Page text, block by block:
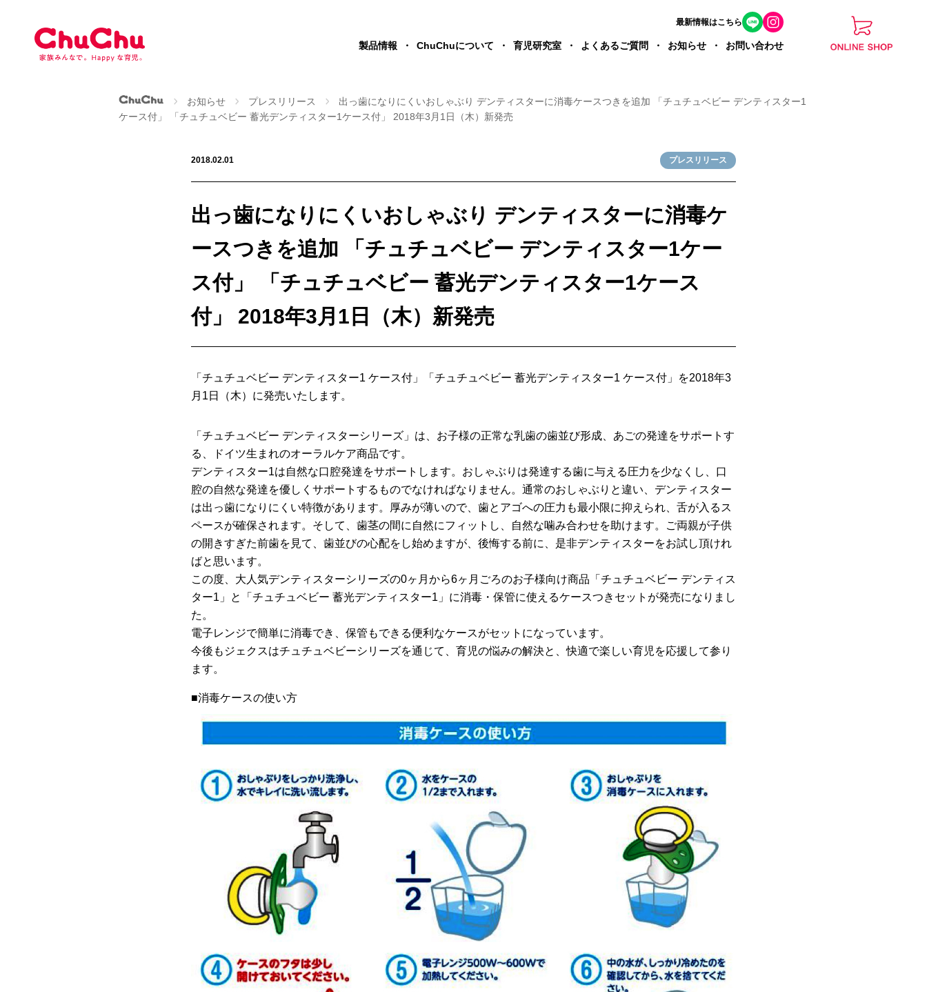
製品情報 ChuChuについて 育児研究室 よくあるご質問 お知らせ お問い合わせ
最新情報はこちら
ChuChu公式サイトお知らせ プレスリリース
出っ歯になりにくいおしゃぶり デンティスターに消毒ケースつきを追加 「チュチュベビー デンティスター1
ケース付」 「チュチュベビー 蓄光デンティスター1ケース付」 2018年3月1日（木）新発売
2018.02.01 プレスリリース
出っ歯になりにくいおしゃぶり デンティスターに消毒ケ
ースつきを追加 「チュチュベビー デンティスター1ケー
ス付」 「チュチュベビー 蓄光デンティスター1ケース
付」 2018年3月1日（木）新発売
「チュチュベビー デンティスター1 ケース付」「チュチュベビー 蓄光デンティスター1 ケース付」を2018年3
月1日（木）に発売いたします。
「チュチュベビー デンティスターシリーズ」は、お子様の正常な乳歯の歯並び形成、あごの発達をサポートす
る、ドイツ生まれのオーラルケア商品です。
デンティスター1は自然な口腔発達をサポートします。おしゃぶりは発達する歯に与える圧力を少なくし、口
腔の自然な発達を優しくサポートするものでなければなりません。通常のおしゃぶりと違い、デンティスター
は出っ歯になりにくい特徴があります。厚みが薄いので、歯とアゴへの圧力も最小限に抑えられ、舌が入るス
ペースが確保されます。そして、歯茎の間に自然にフィットし、自然な噛み合わせを助けます。ご両親が子供
の開きすぎた前歯を見て、歯並びの心配をし始めますが、後悔する前に、是非デンティスターをお試し頂けれ
ばと思います。
この度、大人気デンティスターシリーズの0ヶ月から6ヶ月ごろのお子様向け商品「チュチュベビー デンティス
ター1」と「チュチュベビー 蓄光デンティスター1」に消毒・保管に使えるケースつきセットが発売になりまし
た。
電子レンジで簡単に消毒でき、保管もできる便利なケースがセットになっています。
今後もジェクスはチュチュベビーシリーズを通じて、育児の悩みの解決と、快適で楽しい育児を応援して参り
ます。
■消毒ケースの使い方